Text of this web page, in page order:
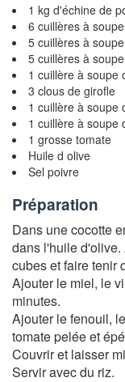
1 kg d'échine de
6 cuillères à
5 cuillères à
5 cuillères à
1 cuillère à soupe
3 clous de girofle
1 cuillère à soupe
1 cuillère à soupe
1 grosse tomate
Huile d olive
Sel poivre
Préparation
Dans une cocotte
dans l'huile
cubes et faire tenir
Ajouter le miel, le
minutes.
Ajouter le fenouil,
tomate pelée et
Couvrir et laisser
Servir avec du riz.